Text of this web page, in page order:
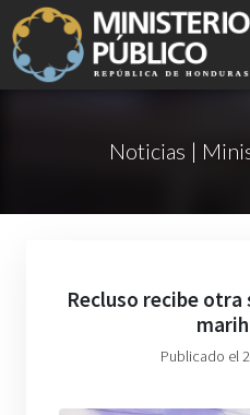
Noticias |
Recluso recibe
Publicado el